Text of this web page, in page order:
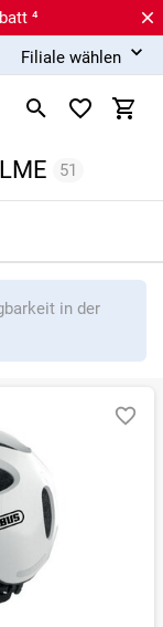
⁴
Filiale wählen
51
in der